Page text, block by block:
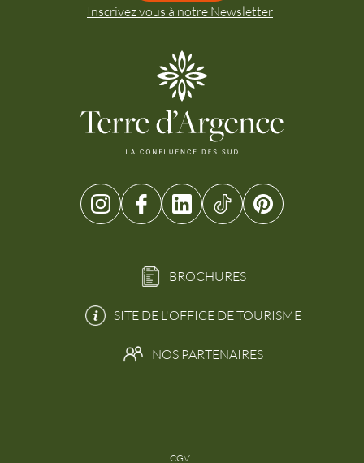
Inscrivez vous à notre Newsletter
BROCHURES
SITE DE L'OFFICE DE TOURISME
NOS PARTENAIRES
CGV